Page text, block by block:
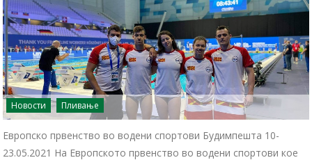
Новости Пливање
Европско првенство во водени спортови Будимпешта 10-
23.05.2021 На Европското првенство во водени спортови кое